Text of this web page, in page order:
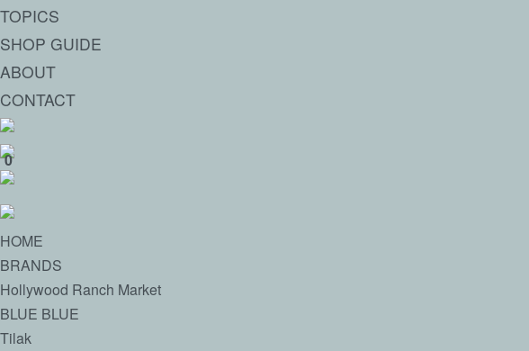
TOPICS
SHOP GUIDE
ABOUT
CONTACT
0
HOME
BRANDS
Hollywood Ranch Market
BLUE BLUE
Tilak